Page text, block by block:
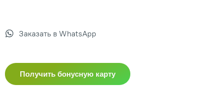
Заказать в WhatsApp
Получить бонусную карту